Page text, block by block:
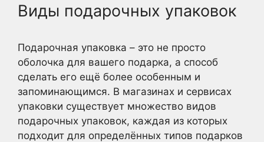
Виды подарочных упаковок
Подарочная упаковка – это не просто
оболочка для вашего подарка, а способ
сделать его ещё более особенным и
запоминающимся. В магазинах и сервисах
упаковки существует множество видов
подарочных упаковок, каждая из которых
подходит для определённых типов подарков